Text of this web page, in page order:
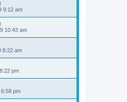
9:12 am
10:43 am
8:22 am
pm
pm